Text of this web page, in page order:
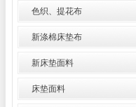
色织、提花布
新涤棉床垫布
新床垫面料
床垫面料